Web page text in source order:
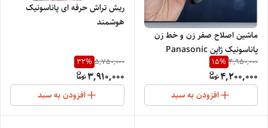
ماشین اصلاح صفر زن و خط زن
پاناسونیک ژاپن Panasonic
PROFESSIONAL SALON
Japan
4,950,000
15%
4,200,000
افزودن به سبد
ریش تراش حرفه ای پاناسونیک
هوشمند
5,750,000
32%
3,910,000
افزودن به سبد